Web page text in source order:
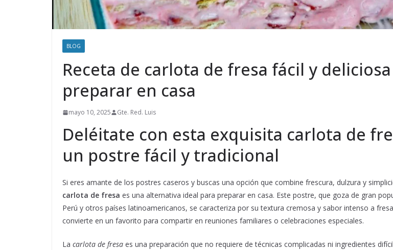
BLOG
Receta de carlota de fresa fácil y
preparar en casa
mayo 10, 2025 Gte. Red. Luis
Deléitate con esta exquisita carlota de
un postre fácil y tradicional
Si eres amante de los postres caseros y buscas una opción que combine frescura, dulzura y
carlota de fresa es una alternativa ideal para preparar en casa. Este postre, que goza de gran
Perú y otros países latinoamericanos, se caracteriza por su textura cremosa y sabor intenso a
convierte en un favorito para compartir en reuniones familiares o celebraciones especiales.
La carlota de fresa es una preparación que no requiere de técnicas complicadas ni ingredientes